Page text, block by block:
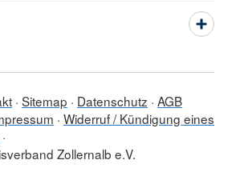
Sitemap Datenschutz AGB
Widerruf / Kündigung eines
Zollernalb e.V.